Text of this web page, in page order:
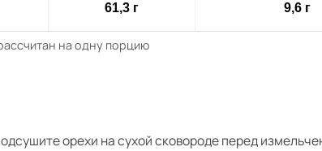
61,3 г 9,6 г
на одну порцию
орехи на сухой сковороде перед